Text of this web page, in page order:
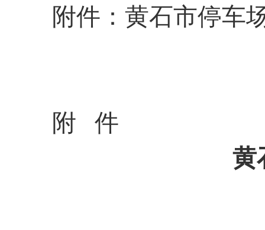
附件：黄石市停车
附 件
黄